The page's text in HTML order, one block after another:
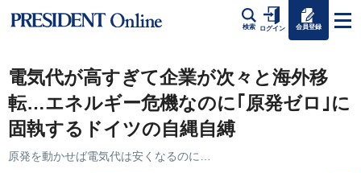
検索 ログイン 会員登録
電気代が高すぎて企業が次々と海外移
転…エネルギー危機なのに｢原発ゼロ｣に
固執するドイツの自縄自縛
原発を動かせば電気代は安くなるのに…